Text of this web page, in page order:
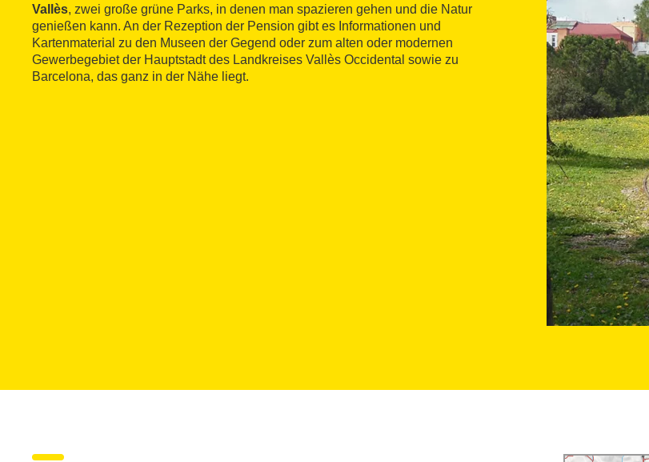
Vallès, zwei große grüne Parks, in denen man spazieren gehen und die Natur
genießen kann. An der Rezeption der Pension gibt es Informationen und
Kartenmaterial zu den Museen der Gegend oder zum alten oder modernen
Gewerbegebiet der Hauptstadt des Landkreises Vallès Occidental sowie zu
Barcelona, das ganz in der Nähe liegt.